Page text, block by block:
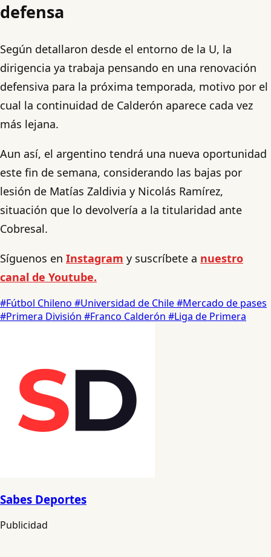
defensa
Según detallaron desde el entorno de la U, la
dirigencia ya trabaja pensando en una renovación
defensiva para la próxima temporada, motivo por el
cual la continuidad de Calderón aparece cada vez
más lejana.
Aun así, el argentino tendrá una nueva oportunidad
este fin de semana, considerando las bajas por
lesión de Matías Zaldivia y Nicolás Ramírez,
situación que lo devolvería a la titularidad ante
Cobresal.
Síguenos en Instagram y suscríbete a nuestro
canal de Youtube.
#Fútbol Chileno #Universidad de Chile#Mercado de pases
#Primera División #Franco Calderón #Liga de Primera
Sabes Deportes
Publicidad